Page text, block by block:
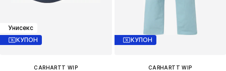
Унисекс
КУПОН
CARHARTT WIP
КУПОН
CARHARTT WIP